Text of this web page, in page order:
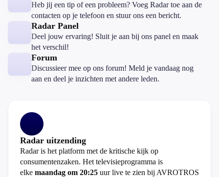
Heb jij een tip of een probleem? Voeg Radar toe aan de
contacten op je telefoon en stuur ons een bericht.
Radar Panel
Deel jouw ervaring! Sluit je aan bij ons panel en maak
het verschil!
Forum
Discussieer mee op ons forum! Meld je vandaag nog
aan en deel je inzichten met andere leden.
Radar uitzending
Radar is het platform met de kritische kijk op
consumentenzaken. Het televisieprogramma is
elke maandag om 20:25 uur live te zien bij AVROTROS